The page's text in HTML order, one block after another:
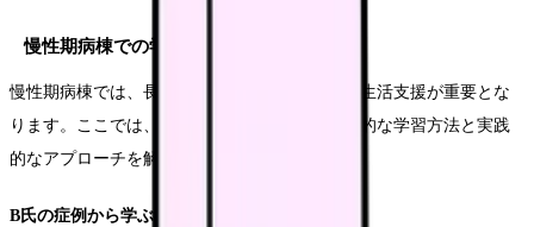
慢性期病棟での学習例
慢性期病棟では、長期的な視点での患者さんの生活支援が重要とな
ります。ここでは、実際の事例を通じて、効果的な学習方法と実践
的なアプローチを解説します。
B氏の症例から学ぶ継続看護